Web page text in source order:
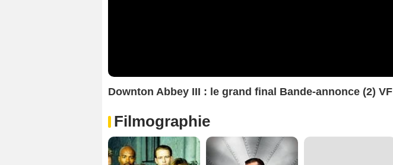
Downton Abbey III : le grand final Bande-annonce (2) VF
Filmographie